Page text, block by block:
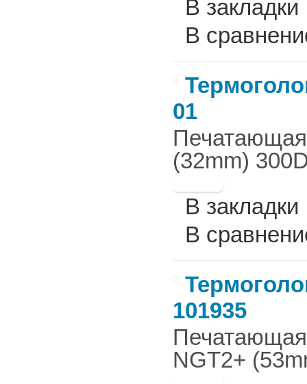
В закладки
В
01
Печатающая
(32mm)
В закладки
В
101935
Печатающая
NGT2+